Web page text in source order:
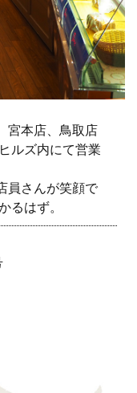
宮本店、鳥取店
ルズ内にて営業
員さんが笑顔で
るはず。